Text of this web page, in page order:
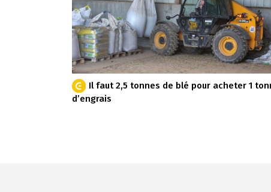
Il faut 2,5 tonnes de blé pour acheter 1
d’engrais